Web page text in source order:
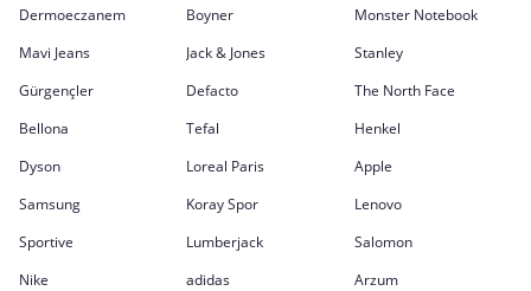
Dermoeczanem
Boyner
Monster Notebook
Mavi Jeans
Jack & Jones
Stanley
Gürgençler
Defacto
The North Face
Bellona
Tefal
Henkel
Dyson
Loreal Paris
Apple
Samsung
Koray Spor
Lenovo
Sportive
Lumberjack
Salomon
Nike
adidas
Arzum